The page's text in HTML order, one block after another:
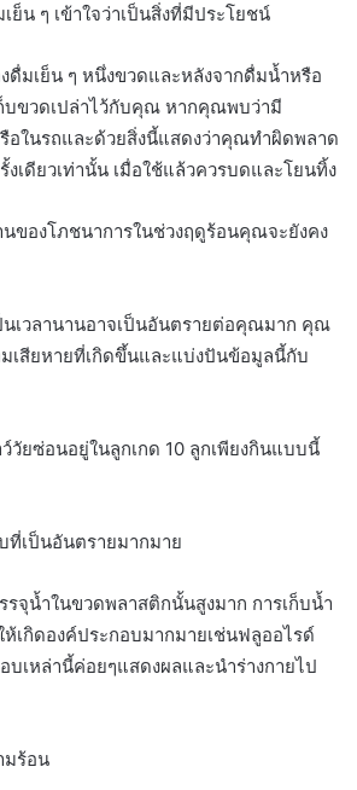
ย็น ๆ เข้าใจว่าเป็นสิ่งที่มีประโยชน์
ดื่มเย็น ๆ หนึ่งขวดและหลังจากดื่มน้ำหรือ
บขวดเปล่าไว้กับคุณ หากคุณพบว่ามี
อในรถและด้วยสิ่งนี้แสดงว่าคุณทำผิดพลาด
งเดียวเท่านั้น เมื่อใช้แล้วควรบดและโยนทิ้ง
ของโภชนาการในช่วงฤดูร้อนคุณจะยังคง
นเวลานานอาจเป็นอันตรายต่อคุณมาก คุณ
เสียหายที่เกิดขึ้นและแบ่งปันข้อมูลนี้กับ
วัยซ่อนอยู่ในลูกเกด 10 ลูกเพียงกินแบบนี้
ที่เป็นอันตรายมากมาย
จุน้ำในขวดพลาสติกนั้นสูงมาก การเก็บน้ำ
เกิดองค์ประกอบมากมายเช่นฟลูออไรด์
บเหล่านี้ค่อยๆแสดงผลและนำร่างกายไป
มร้อน